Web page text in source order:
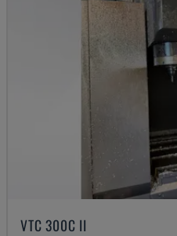
VTC 300C II